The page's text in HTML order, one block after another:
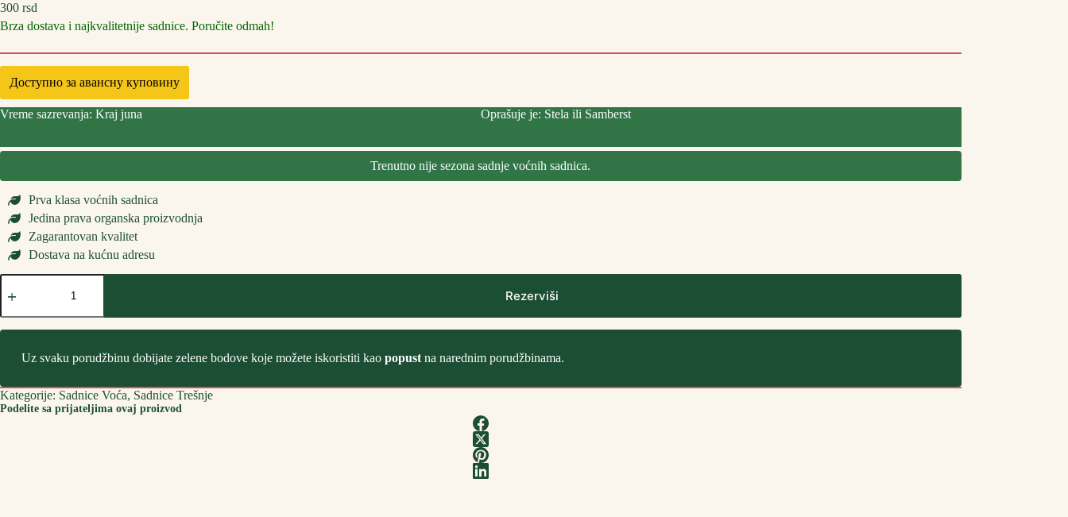
300 rsd
Brza dostava i najkvalitetnije sadnice. Poručite odmah!
Доступно за авансну куповину
Vreme sazrevanja: Kraj juna Oprašuje je: Stela ili Samberst
Trenutno nije sezona sadnje voćnih sadnica.
Prva klasa voćnih sadnica
Jedina prava organska proizvodnja
Zagarantovan kvalitet
Dostava na kućnu adresu
Sadnice
Trešnje
количина
Rezerviši
Uz svaku porudžbinu dobijate zelene bodove koje možete iskoristiti kao popust na narednim porudžbinama.
Kategorije: Sadnice Voća, Sadnice Trešnje
Podelite sa prijateljima ovaj proizvod